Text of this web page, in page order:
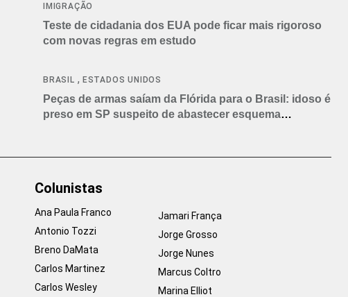
IMIGRAÇÃO
Teste de cidadania dos EUA pode ficar mais rigoroso
com novas regras em estudo
BRASIL , ESTADOS UNIDOS
Peças de armas saíam da Flórida para o Brasil: idoso é
preso em SP suspeito de abastecer esquema
Colunistas
Ana Paula Franco
Antonio Tozzi
Breno DaMata
Carlos Martinez
Carlos Wesley
Jamari França
Jorge Grosso
Jorge Nunes
Marcus Coltro
Marina Elliot